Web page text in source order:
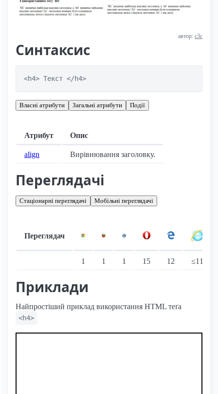
автор: с3с
Синтаксис
<h4> Текст </h4>
Власні атрибути Загальні атрибути Події
Атрибут Опис
align Вирівнювання заголовку.
Переглядачі
Стаціонарні переглядачі Мобільні переглядачі
Переглядач
1 1 1 15 12 ≤11
Приклади
Найпростіший приклад використання HTML теґа
<h4>